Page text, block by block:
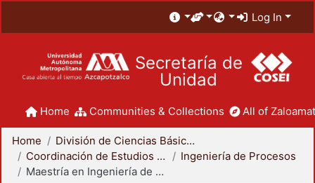
Log In
Secretaría de
Unidad
Home Communities & Collections All of
Home
División de Ciencias Básicas e Ingeniería
Coordinación de Estudios de Posgrado - CBI
Ingeniería de Procesos
Maestría en Ingeniería de Procesos